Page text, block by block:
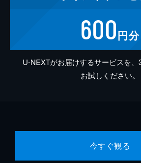
600円分
U-NEXTがお届けするサービスを、
お試しください。
今すぐ観る